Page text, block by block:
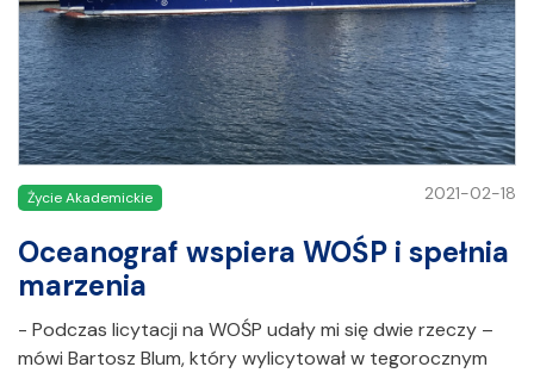
Życie Akademickie 2021-02-18
Oceanograf wspiera WOŚP i spełnia
marzenia
- Podczas licytacji na WOŚP udały mi się dwie rzeczy –
mówi Bartosz Blum, który wylicytował w tegorocznym